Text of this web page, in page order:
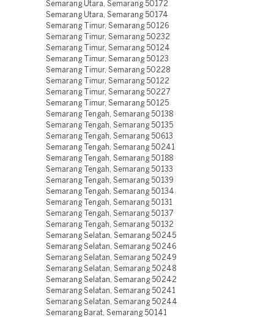
Semarang Utara, Semarang 50172
Semarang Utara, Semarang 50174
Semarang Timur, Semarang 50126
Semarang Timur, Semarang 50232
Semarang Timur, Semarang 50124
Semarang Timur, Semarang 50123
Semarang Timur, Semarang 50228
Semarang Timur, Semarang 50122
Semarang Timur, Semarang 50227
Semarang Timur, Semarang 50125
Semarang Tengah, Semarang 50138
Semarang Tengah, Semarang 50135
Semarang Tengah, Semarang 50613
Semarang Tengah, Semarang 50241
Semarang Tengah, Semarang 50188
Semarang Tengah, Semarang 50133
Semarang Tengah, Semarang 50139
Semarang Tengah, Semarang 50134
Semarang Tengah, Semarang 50131
Semarang Tengah, Semarang 50137
Semarang Tengah, Semarang 50132
Semarang Selatan, Semarang 50245
Semarang Selatan, Semarang 50246
Semarang Selatan, Semarang 50249
Semarang Selatan, Semarang 50248
Semarang Selatan, Semarang 50242
Semarang Selatan, Semarang 50241
Semarang Selatan, Semarang 50244
Semarang Barat, Semarang 50141